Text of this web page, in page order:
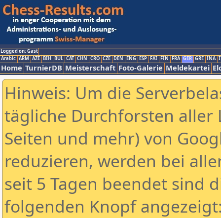
Logged on: Gast
Arabic ARM AZE BIH BUL CAT CHN CRO CZE DEN ENG ESP FAI FIN FRA GER GRE INA
Home TurnierDB Meisterschaft Foto-Galerie Meldekartei
Hinweis: Um die
tägliche Durchforsten aller
Seiten und mehr) von
reduzieren, werden bei
seit 5 Tagen beendet sind
folgenden Knopf